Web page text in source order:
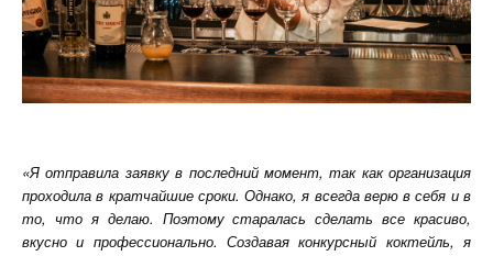
«Я отправила заявку в последний момент, так как организация
проходила в кратчайшие сроки. Однако, я всегда верю в себя и в
то, что я делаю. Поэтому старалась сделать все красиво,
вкусно и профессионально. Создавая конкурсный коктейль, я